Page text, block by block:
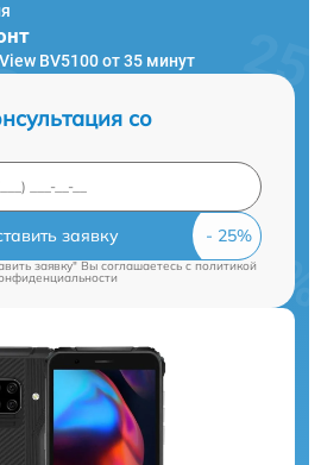
BV5100 от 35 минут
со
заявку
заявку" Вы соглашаетесь cполитикой